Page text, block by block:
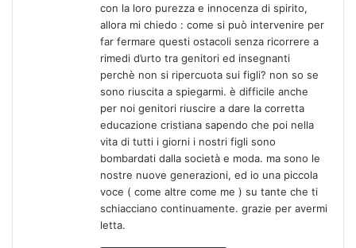
con la loro purezza e innocenza di spirito,
allora mi chiedo : come si può intervenire per
far fermare questi ostacoli senza ricorrere a
rimedi d’urto tra genitori ed insegnanti
perchè non si ripercuota sui figli? non so se
sono riuscita a spiegarmi. è difficile anche
per noi genitori riuscire a dare la corretta
educazione cristiana sapendo che poi nella
vita di tutti i giorni i nostri figli sono
bombardati dalla società e moda. ma sono le
nostre nuove generazioni, ed io una piccola
voce ( come altre come me ) su tante che ti
schiacciano continuamente. grazie per avermi
letta.